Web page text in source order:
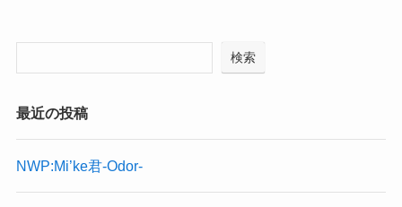
検索
最近の投稿
NWP:Mi’ke君-Odor-